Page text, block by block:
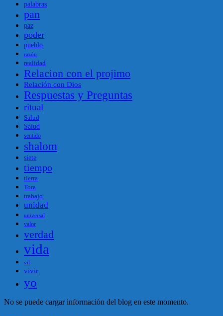
palabras
pan
paz
poder
pueblo
razón
realidad
Relacion con el projimo
Relación con Dios
Respuestas y Preguntas
ritual
Salud
Salud
sentido
shalom
siete
tiempo
tierra
Tora
trabajo
unidad
universal
valor
verdad
vida
vil
vivir
yo
No se puede cargar información del blog en este momento.